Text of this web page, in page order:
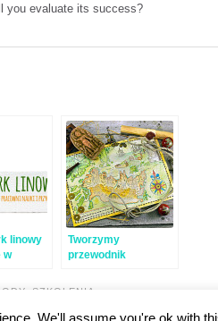
you evaluate its success?
linowy
w
Tworzymy
przewodnik
w Polsce
SZKOLENIA
We'll assume you're ok with